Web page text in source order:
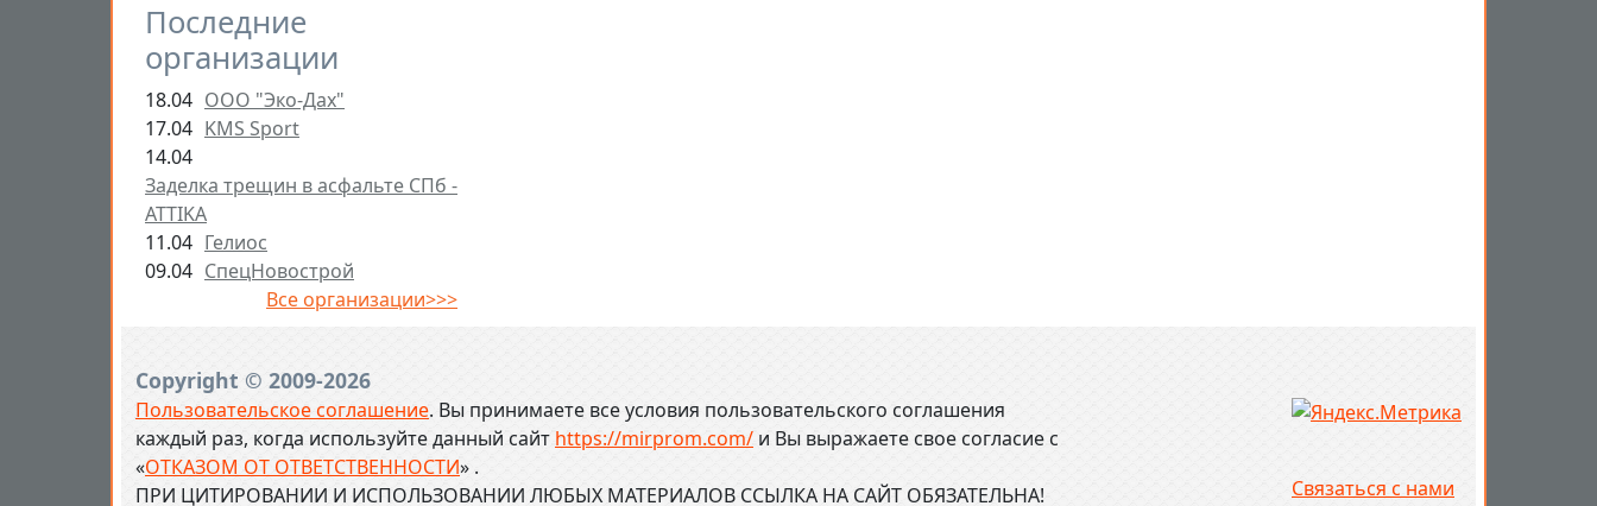
Последние
организации
18.04 ООО "Эко-Дах"
17.04 KMS Sport
14.04
Заделка трещин в асфальте СПб -
ATTIKA
11.04 Гелиос
09.04 СпецНовострой
Все организации>>>
Copyright © 2009-2026
Пользовательское соглашение. Вы принимаете все условия пользовательского соглашения
каждый раз, когда используйте данный сайт https://mirprom.com/ и Вы выражаете свое согласие с
«ОТКАЗОМ ОТ ОТВЕТСТВЕННОСТИ» .
ПРИ ЦИТИРОВАНИИ И ИСПОЛЬЗОВАНИИ ЛЮБЫХ МАТЕРИАЛОВ ССЫЛКА НА САЙТ ОБЯЗАТЕЛЬНА!
Связаться с нами